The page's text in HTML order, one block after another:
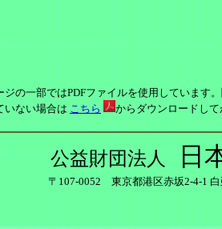
ジの一部ではPDFファイルを使用しています
いない場合は こちら からダウンロードし
公益財団法人 日
〒107-0052 東京都港区赤坂2-4-1